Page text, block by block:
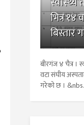
भित्र
बिस्तार
बीरगंज ४ चैत्र ।
वटा संघीय
गरेको छ ।